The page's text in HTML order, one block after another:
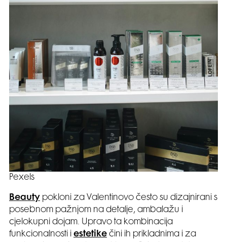
Pexels
Beauty pokloni za Valentinovo često su dizajnirani s
posebnom pažnjom na detalje, ambalažu i
cjelokupni dojam. Upravo ta kombinacija
funkcionalnosti i estetike čini ih prikladnima i za